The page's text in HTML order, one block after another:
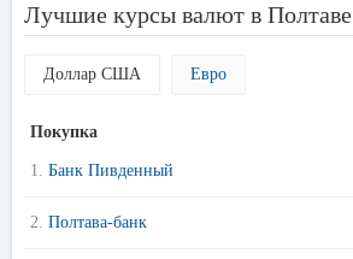
Лучшие курсы валют в Полтаве
Доллар США Евро
Покупка
1. Банк Пивденный
2. Полтава-банк